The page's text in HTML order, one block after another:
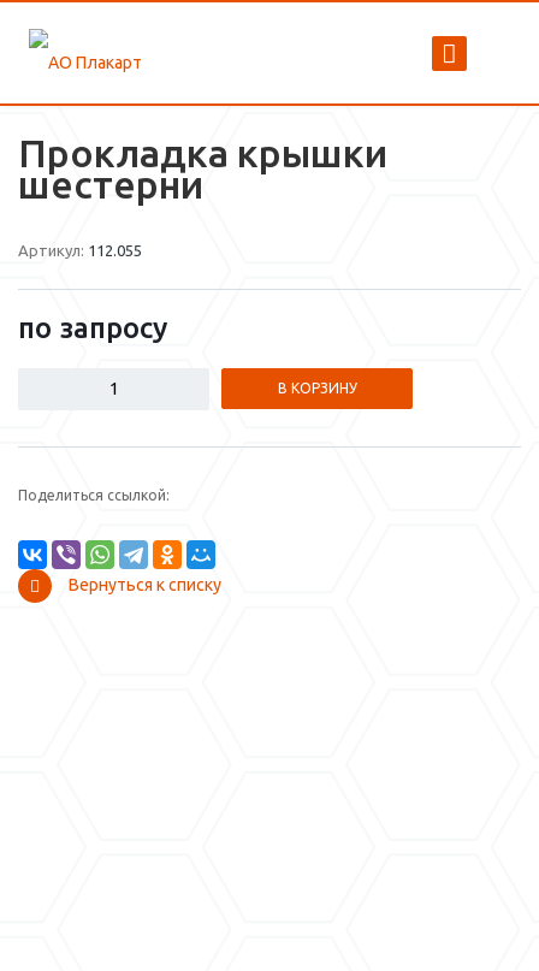
Прокладка крышки
шестерни
Артикул: 112.055
по запросу
В КОРЗИНУ
Поделиться ссылкой:
Вернуться к списку